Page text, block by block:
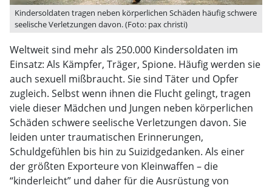
Kindersoldaten tragen neben körperlichen Schäden häufig schwere
seelische Verletzungen davon. (Foto: pax christi)
Weltweit sind mehr als 250.000 Kindersoldaten im
Einsatz: Als Kämpfer, Träger, Spione. Häufig werden sie
auch sexuell mißbraucht. Sie sind Täter und Opfer
zugleich. Selbst wenn ihnen die Flucht gelingt, tragen
viele dieser Mädchen und Jungen neben körperlichen
Schäden schwere seelische Verletzungen davon. Sie
leiden unter traumatischen Erinnerungen,
Schuldgefühlen bis hin zu Suizidgedanken. Als einer
der größten Exporteure von Kleinwaffen – die
“kinderleicht” und daher für die Ausrüstung von